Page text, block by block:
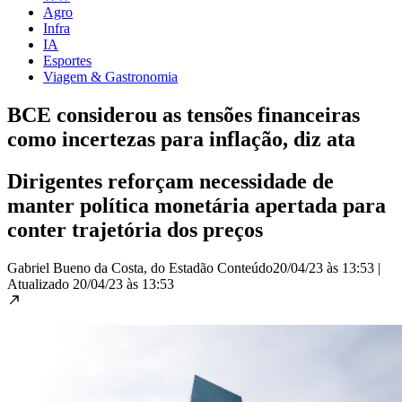
Agro
Infra
IA
Esportes
Viagem & Gastronomia
BCE considerou as tensões financeiras
como incertezas para inflação, diz ata
Dirigentes reforçam necessidade de
manter política monetária apertada para
conter trajetória dos preços
Gabriel Bueno da Costa, do Estadão Conteúdo20/04/23 às 13:53 |
Atualizado 20/04/23 às 13:53